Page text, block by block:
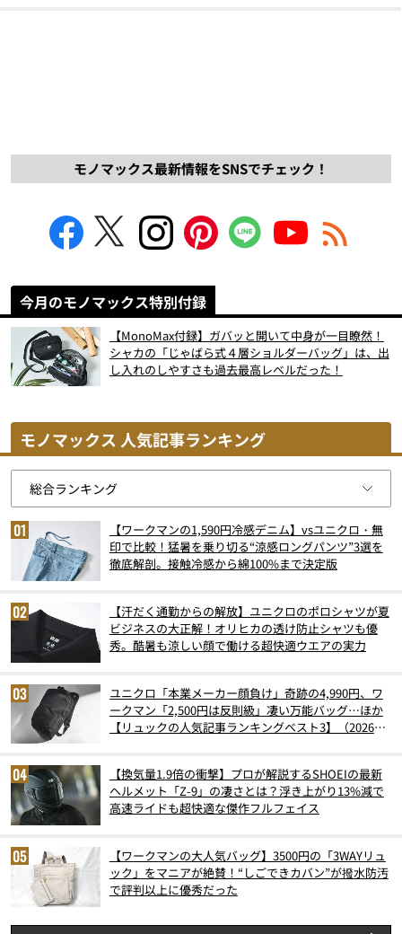
モノマックス最新情報をSNSでチェック！
今月のモノマックス特別付録
【MonoMax付録】ガバッと開いて中身が一目瞭然！
シャカの「じゃばら式４層ショルダーバッグ」は、出
し入れのしやすさも過去最高レベルだった！
モノマックス 人気記事ランキング
【ワークマンの1,590円冷感デニム】vsユニクロ・無
印で比較！猛暑を乗り切る“涼感ロングパンツ”3選を
徹底解剖。接触冷感から綿100%まで決定版
【汗だく通勤からの解放】ユニクロのポロシャツが夏
ビジネスの大正解！オリヒカの透け防止シャツも優
秀。酷暑も涼しい顔で働ける超快適ウエアの実力
ユニクロ「本業メーカー顔負け」奇跡の4,990円、ワ
ークマン「2,500円は反則級」凄い万能バッグ…ほか
【リュックの人気記事ランキングベスト3】（2026年
【換気量1.9倍の衝撃】プロが解説するSHOEIの最新
ヘルメット「Z-9」の凄さとは？浮き上がり13%減で
高速ライドも超快適な傑作フルフェイス
【ワークマンの大人気バッグ】3500円の「3WAYリュ
ック」をマニアが絶賛！“しごできカバン”が撥水防汚
で評判以上に優秀だった